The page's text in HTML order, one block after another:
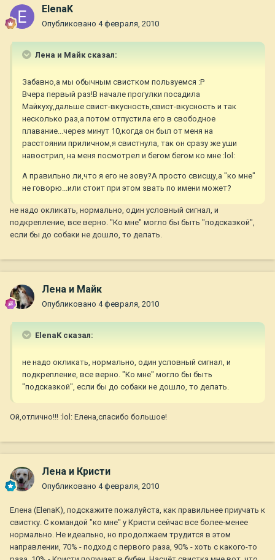
ElenaK
Опубликовано 4 февраля, 2010
Лена и Майк сказал:
Забавно,а мы обычным свистком пользуемся :P
Вчера первый раз!В начале прогулки посадила
Майкуху,дальше свист-вкусность,свист-вкусность и так
несколько раз,а потом отпустила его в свободное
плавание...через минут 10,когда он был от меня на
расстоянии приличном,я свистнула, так он сразу же уши
навострил, на меня посмотрел и бегом бегом ко мне :lol:
А правильно ли,что я его не зову?А просто свисщу,а "ко мне"
не говорю...или стоит при этом звать по имени может?
не надо окликать, нормально, один условный сигнал, и
подкрепление, все верно. "Ко мне" могло бы быть "подсказкой",
если бы до собаки не дошло, то делать.
Лена и Майк
Опубликовано 4 февраля, 2010
ElenaK сказал:
не надо окликать, нормально, один условный сигнал, и
подкрепление, все верно. "Ко мне" могло бы быть
"подсказкой", если бы до собаки не дошло, то делать.
Ой,отлично!!! :lol: Елена,спасибо большое!
Лена и Кристи
Опубликовано 4 февраля, 2010
Елена (ElenaK), подскажите пожалуйста, как правильнее приучать к
свистку. С командой "ко мне" у Кристи сейчас все более-менее
нормально. Не идеально, но продолжаем трудится в этом
направлении, 70% - подход с первого раза, 90% - хоть с какого-то